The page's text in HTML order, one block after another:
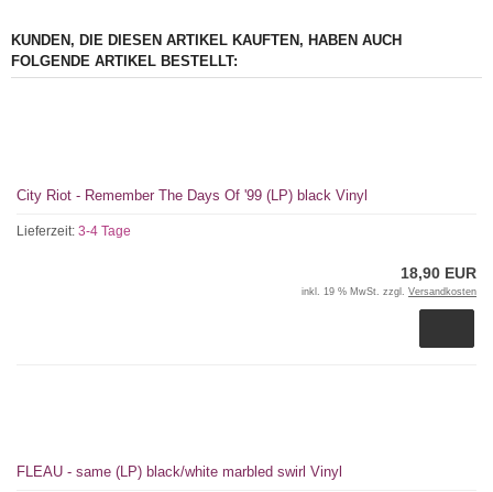
KUNDEN, DIE DIESEN ARTIKEL KAUFTEN, HABEN AUCH
FOLGENDE ARTIKEL BESTELLT:
City Riot - Remember The Days Of '99 (LP) black Vinyl
Lieferzeit: 3-4 Tage
18,90 EUR
inkl. 19 % MwSt. zzgl. Versandkosten
FLEAU - same (LP) black/white marbled swirl Vinyl